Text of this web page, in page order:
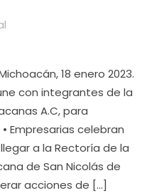
18 enero 2023.
con integrantes de la
A.C, para
Empresarias celebran
a la Rectoría de la
de San Nicolás de
acciones de […]